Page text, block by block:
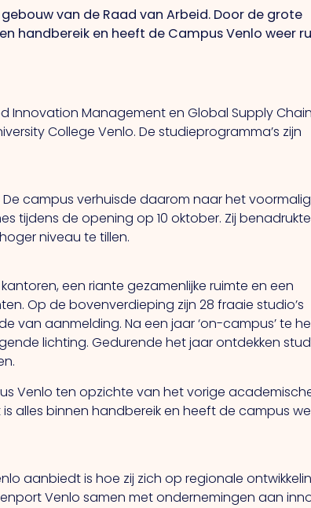
van de Raad van Arbeid. Door de grote
handbereik en heeft de Campus Venlo weer
Innovation Management en Global Supply Chain
College Venlo. De studieprogramma’s zijn
campus verhuisde daarom naar het
tijdens de opening op 10 oktober. Zij
niveau te tillen.
een riante gezamenlijke ruimte en een
Op de bovenverdieping zijn 28 fraaie studio’s
van aanmelding. Na een jaar ‘on-campus’ te
lichting. Gedurende het jaar ontdekken
Venlo ten opzichte van het vorige
alles binnen handbereik en heeft de campus
aanbiedt is hoe zij zich op regionale
Venlo samen met ondernemingen aan